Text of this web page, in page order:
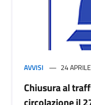
AVVISI 24
Chiusura al